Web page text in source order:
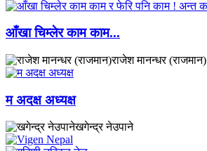
आँखा चिम्लेर काम काम...
राजेश मानन्धर (राजमान)
म अदक्ष अध्यक्ष
खगेन्द्र नेउपाने